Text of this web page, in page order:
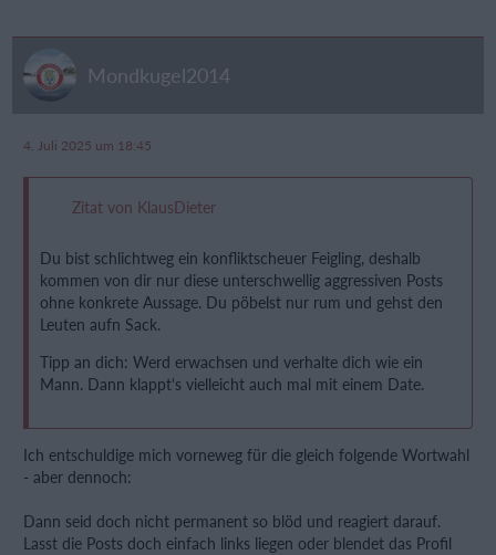
Mondkugel2014
4. Juli 2025 um 18:45
Zitat von KlausDieter
Du bist schlichtweg ein konfliktscheuer Feigling, deshalb
kommen von dir nur diese unterschwellig aggressiven Posts
ohne konkrete Aussage. Du pöbelst nur rum und gehst den
Leuten aufn Sack.
Tipp an dich: Werd erwachsen und verhalte dich wie ein
Mann. Dann klappt's vielleicht auch mal mit einem Date.
Ich entschuldige mich vorneweg für die gleich folgende Wortwahl
- aber dennoch:
Dann seid doch nicht permanent so blöd und reagiert darauf.
Lasst die Posts doch einfach links liegen oder blendet das Profil